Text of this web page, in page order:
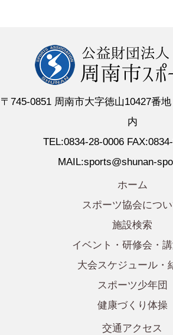
〒745-0851 周南市大字徳山10427番
内
TEL:0834-28-0006
MAIL:sports@shunan-
ホーム
スポーツ協会につ
施設検索
イベント・研修会・
大会スケジュール・
スポーツ少年団
健康づくり体操
交通アクセス